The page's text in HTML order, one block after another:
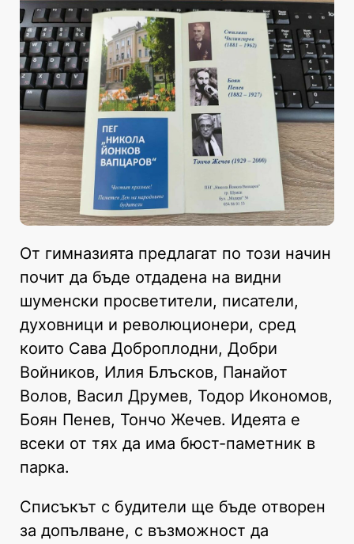
От гимназията предлагат по този начин
почит да бъде отдадена на видни
шуменски просветители, писатели,
духовници и революционери, сред
които Сава Доброплодни, Добри
Войников, Илия Блъсков, Панайот
Волов, Васил Друмев, Тодор Икономов,
Боян Пенев, Тончо Жечев. Идеята е
всеки от тях да има бюст-паметник в
парка.
Списъкът с будители ще бъде отворен
за допълване, с възможност да